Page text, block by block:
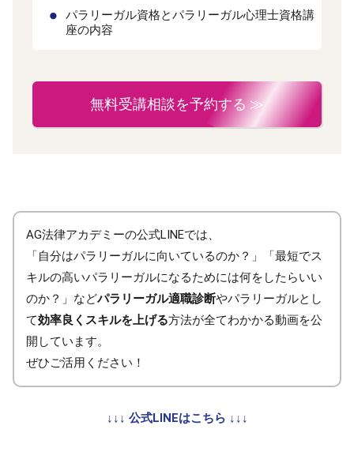
パラリーガル資格とパラリーガル心理士資格講
座の内容
無料受講相談を予約する ≫
AG法律アカデミーの公式LINEでは、
「自分はパラリーガルに向いているのか？」「最短でス
キルの高いパラリーガルになるためには何をしたらいい
のか？」などパラリーガル適職診断やパラリーガルとし
て効率良くスキルを上げる方法が全てわかかる動画を公
開しています。
ぜひご活用ください！
↓↓↓ 公式LINEはこちら ↓↓↓